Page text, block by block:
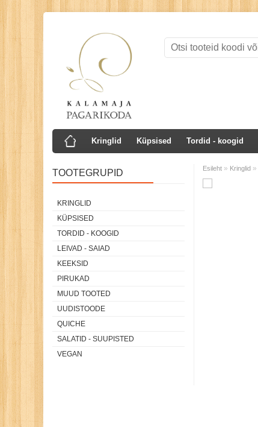
Kringlid Küpsised Tordid - koogid
TOOTEGRUPID
KRINGLID
KÜPSISED
TORDID - KOOGID
LEIVAD - SAIAD
KEEKSID
PIRUKAD
MUUD TOOTED
UUDISTOODE
QUICHE
SALATID - SUUPISTED
VEGAN
Esileht » Kringlid »